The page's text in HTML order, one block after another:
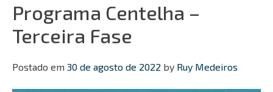
Programa Centelha –
Terceira Fase
Postado em 30 de agosto de 2022 by Ruy Medeiros